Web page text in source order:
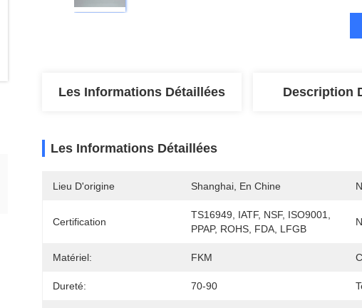
Les Informations Détaillées Description
Les Informations Détaillées
Lieu D'origine Shanghai, En Chine
Certification
TS16949, IATF, NSF, ISO9001,
PPAP, ROHS, FDA, LFGB
Matériel: FKM
Dureté: 70-90